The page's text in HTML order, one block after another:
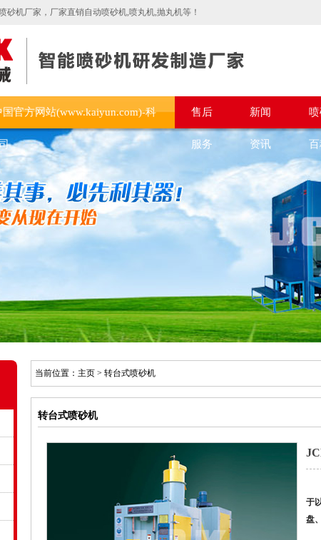
砂机厂家，厂家直销自动喷砂机,喷丸机,抛丸机等！
国官方网站(www.kaiyun.com)-科 售后
服务
新闻
资讯
当前位置： 主页 > 转台式喷砂机
转台式喷砂机
于
盘